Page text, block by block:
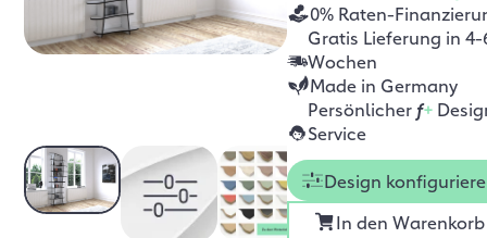
0% Raten-
Gratis Lieferung in 4-
Wochen
Made in Germany
Persönlicher f+
Service
Design
In den Warenkorb